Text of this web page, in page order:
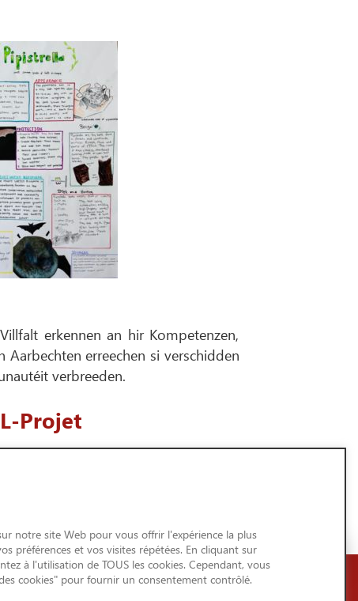
erkennen an hir Kompetenzen,
erreechen si verschidden
verbreeden.
Projet
an der Ecole Internationale
notre site Web pour vous offrir l'expérience la plus
préférences et vos visites répétées. En cliquant sur
à l'utilisation de TOUS les cookies. Cependant, vous
cookies" pour fournir un consentement contrôlé.